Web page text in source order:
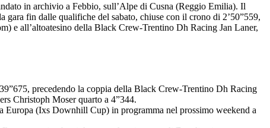
in archivio a Febbio, sull’Alpe di Cusna (Reggio Emilia). Il
gara fin dalle qualifiche del sabato, chiuse con il crono di 2’50”559,
e all’altoatesino della Black Crew-Trentino Dh Racing Jan Laner,
precedendo la coppia della Black Crew-Trentino Dh Racing
Christoph Moser quarto a 4”344.
Europa (Ixs Downhill Cup) in programma nel prossimo weekend a